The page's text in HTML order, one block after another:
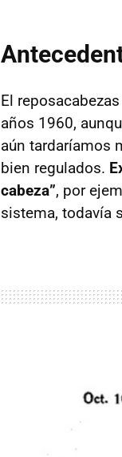
El
años 1960,
aún tardaríamos
bien regulados.
cabeza”, por
sistema, todavía